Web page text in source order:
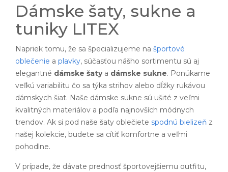
Dámske šaty, sukne a
tuniky LITEX
Napriek tomu, že sa špecializujeme na športové
oblečenie a plavky, súčasťou nášho sortimentu sú aj
elegantné dámske šatya dámske sukne. Ponúkame
veľkú variabilitu čo sa týka strihov alebo dĺžky rukávou
dámskych šiat. Naše dámske sukne sú ušité z veľmi
kvalitných materiálov a podľa najnovších módnych
trendov. Ak si pod naše šaty oblečiete spodnú bielizeň z
našej kolekcie, budete sa cítiť komfortne a veľmi
pohodlne.
V prípade, že dávate prednosť športovejšiemu outfitu,